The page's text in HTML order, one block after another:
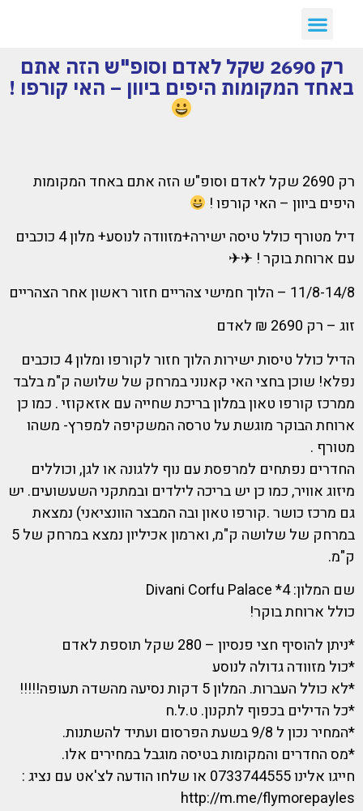
רק 2690 שקל לאדם וסופ"ש הזה אתם
באחד המקומות היפים ביוון – האי קורפו !
רק 2690 שקל לאדם וסופ"ש הזה אתם באחד המקומות
היפים ביוון – האי קורפו !
דיל מטורף כולל טיסה ישירה+מזוודה לנוסע+ מלון 4 כוכבים
עם ארוחת בוקר ! ✈✈
11/8-14/8 – הלוך חמישי צהריים חזור ראשון אחר הצהריים
זוג – רק 2690 ₪ לאדם
הדיל כולל טיסות ישירות הלוך חזור לקורפו ומלון 4 כוכבים
נפלא! שוכן בחצי האי קאנוני במרחק של שלושה ק"מ בלבד
ממרכז קורפו טאון במלון בריכת שחייה עם אזאקוזי . כמו כן
ארוחת הבוקר מוגשת על טרסה המשקיפה למפרץ- משהו
מטורף .
החדרים נפתחים למרפסת עם נוף ללגונה או לגן, וכוללים
מיזוג אוויר, כמו כן יש בריכה לילדים ובמתקני השעשועים. יש
גם מרכז כושר .קורפו טאון ובה המבצר הוונציאני) נמצאת
במרחק של שלושה ק"מ, וארמון אכיליון נמצא במרחק של 5
ק"מ.
שם המלון: 4* Divani Corfu Palace
כולל ארוחת בוקר!
*ניתן להוסיף חצי פנסיון – 280 שקל תוספת לאדם
*כול מזוודה גדולה לנוסע
*לא כולל העברות. המלון 5 דקות נסיעה מהשדה תעופה!!!!!
*כל הדילים בכפוף לתקנון. ט.ל.ח
*המחיר נכון ל 9/8 בשעת הפרסום ועתיד להשתנות.
*מס החדרים והמקומות בטיסה מוגבל במחירים אלו.
חייגו אלינו 0733744555 או שלחו הודעה לצ'אט עם נציג :
http://m.me/flymorepayles